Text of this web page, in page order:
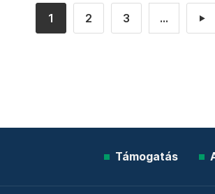
1 2 3 ... ►
Támogatás